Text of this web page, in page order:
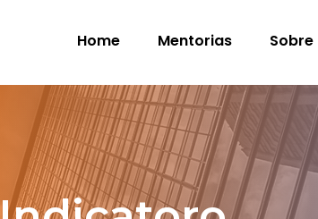
Home Mentorias Sobre